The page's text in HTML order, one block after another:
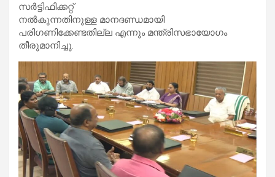
സർട്ടിഫിക്കറ്റ്
നൽകുന്നതിനുള്ള മാനദണ്ഡമായി
പരിഗണിക്കേണ്ടതില്ല എന്നും മന്ത്രിസഭായോ​ഗം
തീരുമാനിച്ചു.